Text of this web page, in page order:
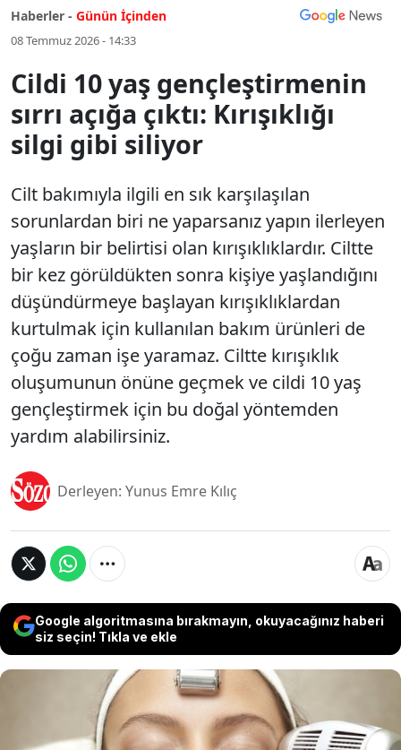
Haberler - Günün İçinden
08 Temmuz 2026 - 14:33
Cildi 10 yaş gençleştirmenin
sırrı açığa çıktı: Kırışıklığı
silgi gibi siliyor
Cilt bakımıyla ilgili en sık karşılaşılan
sorunlardan biri ne yaparsanız yapın ilerleyen
yaşların bir belirtisi olan kırışıklıklardır. Ciltte
bir kez görüldükten sonra kişiye yaşlandığını
düşündürmeye başlayan kırışıklıklardan
kurtulmak için kullanılan bakım ürünleri de
çoğu zaman işe yaramaz. Ciltte kırışıklık
oluşumunun önüne geçmek ve cildi 10 yaş
gençleştirmek için bu doğal yöntemden
yardım alabilirsiniz.
Derleyen: Yunus Emre Kılıç
Google algoritmasına bırakmayın, okuyacağınız haberi
siz seçin! Tıkla ve ekle
Cilt bakımıyla ilgili en sık karşılaşılan sorunlardan
biri ne yaparsanız yapın ilerleyen yaşların bir
belirtisi olan kırışıklıklardır. Ciltte bir kez